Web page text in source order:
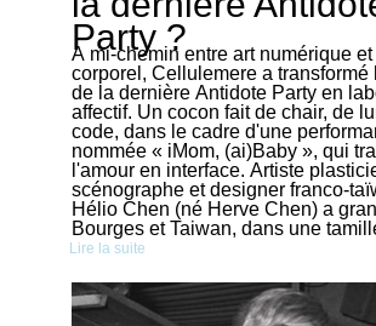
Party ?
À mi-chemin entre art numérique et
corporel, Cellulemere a transformé
de la dernière Antidote Party en
affectif. Un cocon fait de chair, de
code, dans le cadre d'une
nommée « iMom, (ai)Baby », qui
l'amour en interface. Artiste
scénographe et designer franco-
Hélio Chen (né Herve Chen) a
Bourges et Taiwan, dans une
Lire la suite